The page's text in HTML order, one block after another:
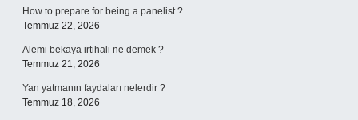
How to prepare for being a panelist ?
Temmuz 22, 2026
Alemi bekaya irtihali ne demek ?
Temmuz 21, 2026
Yan yatmanın faydaları nelerdir ?
Temmuz 18, 2026